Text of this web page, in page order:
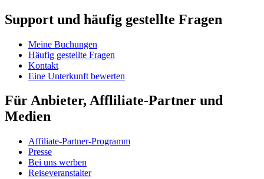
Support und häufig gestellte Fragen
Meine Buchungen
Häufig gestellte Fragen
Kontakt
Eine Unterkunft bewerten
Für Anbieter, Affliliate-Partner und
Medien
Affiliate-Partner-Programm
Presse
Bei uns werben
Reiseveranstalter